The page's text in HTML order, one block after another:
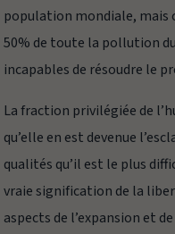
population mondiale, mais
50% de toute la pollution
incapables de résoudre le
La fraction privilégiée de
qu’elle en est devenue
qualités qu’il est le plus
vraie signification de la
aspects de l’expansion et